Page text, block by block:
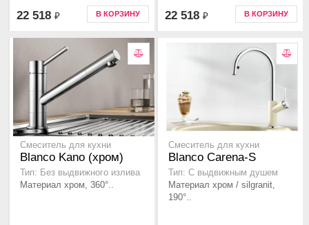
22 518 ₽ В КОРЗИНУ 22 518 ₽ В КОРЗИНУ
Смеситель для кухни
Blanco Kano (хром)
Тип: Без выдвижного излива
Материал хром, 360°..
Смеситель для кухни
Blanco Carena-S
Тип: C выдвижным душем
Материал хром / silgranit,
190°..